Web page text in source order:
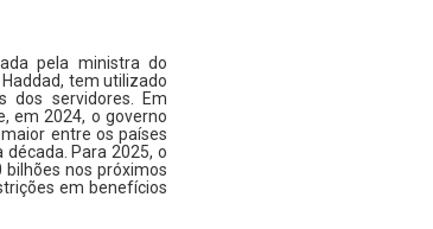
pela ministra do
tem utilizado
dos servidores. Em
em 2024, o governo
entre os países
Para 2025, o
nos próximos
em benefícios